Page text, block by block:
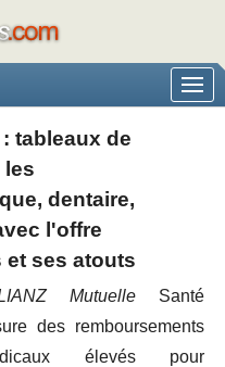
tableaux de
les
dentaire,
l'offre
et ses atouts
Mutuelle Santé
des remboursements
élevés pour